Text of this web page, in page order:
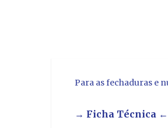
Para as fechaduras e
→ Ficha Técnica ←